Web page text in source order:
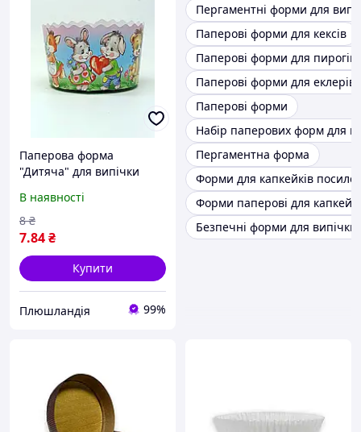
Паперова форма
"Дитяча" для випічки
00053130-5
В наявності
7.84₴
8 ₴
Купити
Плюшландія 99%
Пергаментні форми для
Паперові форми для кексів
Паперові форми для пирогів
Паперові форми для еклерів
Паперові форми
Набір паперових форм для
Пергаментна форма
Форми для капкейків
Форми паперові для
Безпечні форми для випічки